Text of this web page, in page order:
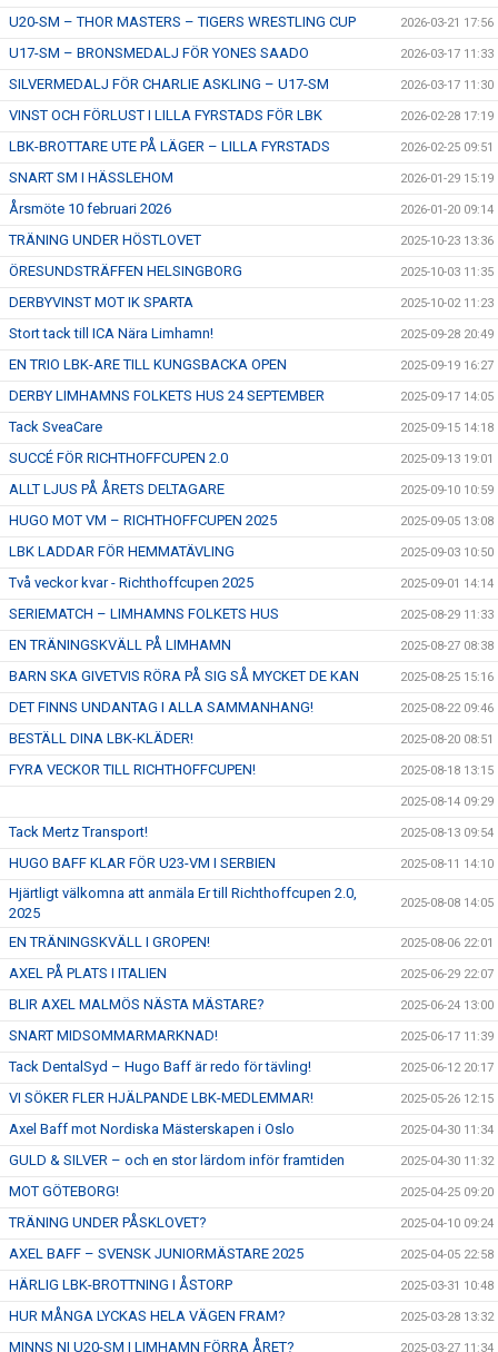
U20-SM – THOR MASTERS – TIGERS WRESTLING CUP 2026-03-21 17:56
U17-SM – BRONSMEDALJ FÖR YONES SAADO 2026-03-17 11:33
SILVERMEDALJ FÖR CHARLIE ASKLING – U17-SM 2026-03-17 11:30
VINST OCH FÖRLUST I LILLA FYRSTADS FÖR LBK 2026-02-28 17:19
LBK-BROTTARE UTE PÅ LÄGER – LILLA FYRSTADS 2026-02-25 09:51
SNART SM I HÄSSLEHOM 2026-01-29 15:19
Årsmöte 10 februari 2026 2026-01-20 09:14
TRÄNING UNDER HÖSTLOVET 2025-10-23 13:36
ÖRESUNDSTRÄFFEN HELSINGBORG 2025-10-03 11:35
DERBYVINST MOT IK SPARTA 2025-10-02 11:23
Stort tack till ICA Nära Limhamn! 2025-09-28 20:49
EN TRIO LBK-ARE TILL KUNGSBACKA OPEN 2025-09-19 16:27
DERBY LIMHAMNS FOLKETS HUS 24 SEPTEMBER 2025-09-17 14:05
Tack SveaCare 2025-09-15 14:18
SUCCÉ FÖR RICHTHOFFCUPEN 2.0 2025-09-13 19:01
ALLT LJUS PÅ ÅRETS DELTAGARE 2025-09-10 10:59
HUGO MOT VM – RICHTHOFFCUPEN 2025 2025-09-05 13:08
LBK LADDAR FÖR HEMMATÄVLING 2025-09-03 10:50
Två veckor kvar - Richthoffcupen 2025 2025-09-01 14:14
SERIEMATCH – LIMHAMNS FOLKETS HUS 2025-08-29 11:33
EN TRÄNINGSKVÄLL PÅ LIMHAMN 2025-08-27 08:38
BARN SKA GIVETVIS RÖRA PÅ SIG SÅ MYCKET DE KAN 2025-08-25 15:16
DET FINNS UNDANTAG I ALLA SAMMANHANG! 2025-08-22 09:46
BESTÄLL DINA LBK-KLÄDER! 2025-08-20 08:51
FYRA VECKOR TILL RICHTHOFFCUPEN! 2025-08-18 13:15
2025-08-14 09:29
Tack Mertz Transport! 2025-08-13 09:54
HUGO BAFF KLAR FÖR U23-VM I SERBIEN 2025-08-11 14:10
Hjärtligt välkomna att anmäla Er till Richthoffcupen 2.0,
2025
2025-08-08 14:05
EN TRÄNINGSKVÄLL I GROPEN! 2025-08-06 22:01
AXEL PÅ PLATS I ITALIEN 2025-06-29 22:07
BLIR AXEL MALMÖS NÄSTA MÄSTARE? 2025-06-24 13:00
SNART MIDSOMMARMARKNAD! 2025-06-17 11:39
Tack DentalSyd – Hugo Baff är redo för tävling! 2025-06-12 20:17
VI SÖKER FLER HJÄLPANDE LBK-MEDLEMMAR! 2025-05-26 12:15
Axel Baff mot Nordiska Mästerskapen i Oslo 2025-04-30 11:34
GULD & SILVER – och en stor lärdom inför framtiden 2025-04-30 11:32
MOT GÖTEBORG! 2025-04-25 09:20
TRÄNING UNDER PÅSKLOVET? 2025-04-10 09:24
AXEL BAFF – SVENSK JUNIORMÄSTARE 2025 2025-04-05 22:58
HÄRLIG LBK-BROTTNING I ÅSTORP 2025-03-31 10:48
HUR MÅNGA LYCKAS HELA VÄGEN FRAM? 2025-03-28 13:32
MINNS NI U20-SM I LIMHAMN FÖRRA ÅRET? 2025-03-27 11:34